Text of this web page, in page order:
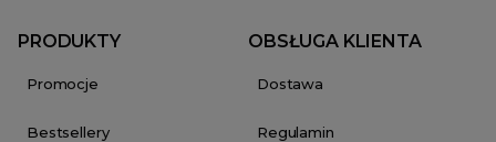
PRODUKTY
Promocje
Bestsellery
OBSŁUGA KLIENTA
Dostawa
Regulamin